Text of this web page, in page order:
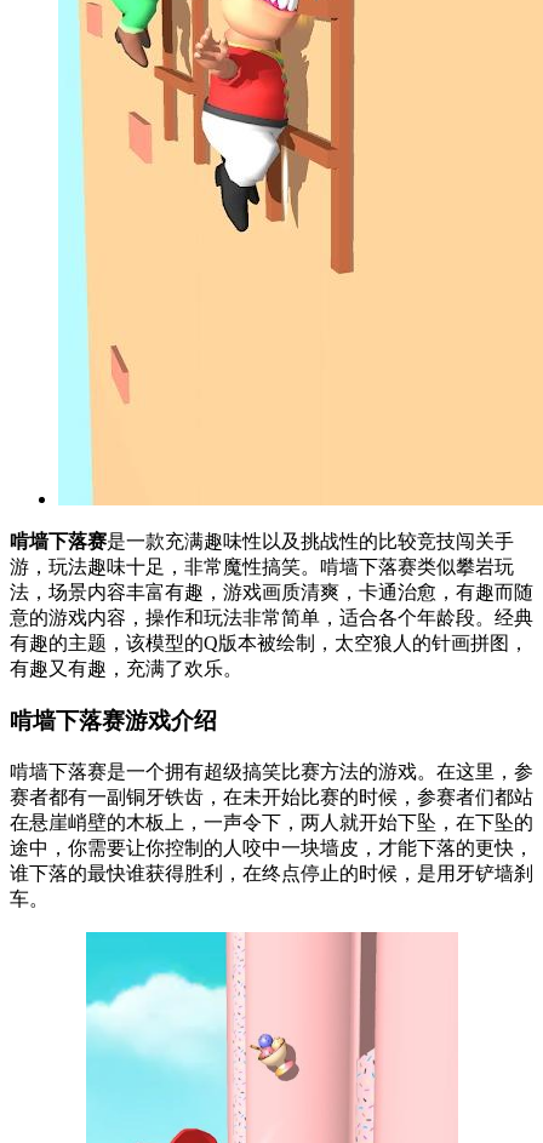
啃墙下落赛是一款充满趣味性以及挑战性的比较竞技闯关手
游，玩法趣味十足，非常魔性搞笑。啃墙下落赛类似攀岩玩
法，场景内容丰富有趣，游戏画质清爽，卡通治愈，有趣而随
意的游戏内容，操作和玩法非常简单，适合各个年龄段。经典
有趣的主题，该模型的Q版本被绘制，太空狼人的针画拼图，
有趣又有趣，充满了欢乐。
啃墙下落赛游戏介绍
啃墙下落赛是一个拥有超级搞笑比赛方法的游戏。在这里，参
赛者都有一副铜牙铁齿，在未开始比赛的时候，参赛者们都站
在悬崖峭壁的木板上，一声令下，两人就开始下坠，在下坠的
途中，你需要让你控制的人咬中一块墙皮，才能下落的更快，
谁下落的最快谁获得胜利，在终点停止的时候，是用牙铲墙刹
车。